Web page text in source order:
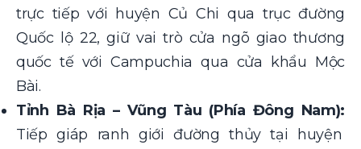
trực tiếp với huyện Củ Chi qua trục đường
Quốc lộ 22, giữ vai trò cửa ngõ giao thương
quốc tế với Campuchia qua cửa khẩu Mộc
Bài.
Tỉnh Bà Rịa – Vũng Tàu (Phía Đông Nam):
Tiếp giáp ranh giới đường thủy tại huyện